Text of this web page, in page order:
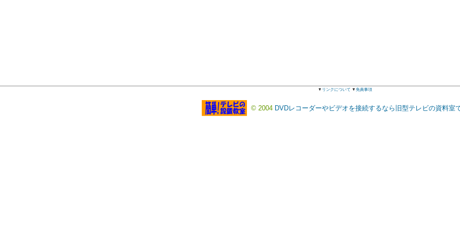
▼ リンクについて ▼ 免責事項
© 2004 DVDレコーダーやビデオを接続するなら旧型テレビの資料室